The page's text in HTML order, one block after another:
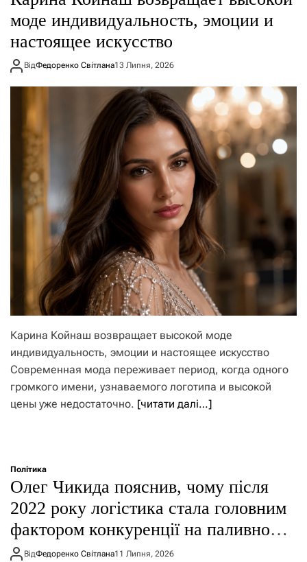
моде индивидуальность, эмоции и
настоящее искусство
ВідФедоренко Світлана13 Липня, 2026
Карина Койнаш возвращает высокой моде
индивидуальность, эмоции и настоящее искусство
Современная мода переживает период, когда одного
громкого имени, узнаваемого логотипа и высокой
цены уже недостаточно. [читати далі…]
Політика
Олег Чикида пояснив, чому після
2022 року логістика стала головним
фактором конкуренції на паливному
ринку
ВідФедоренко Світлана11 Липня, 2026